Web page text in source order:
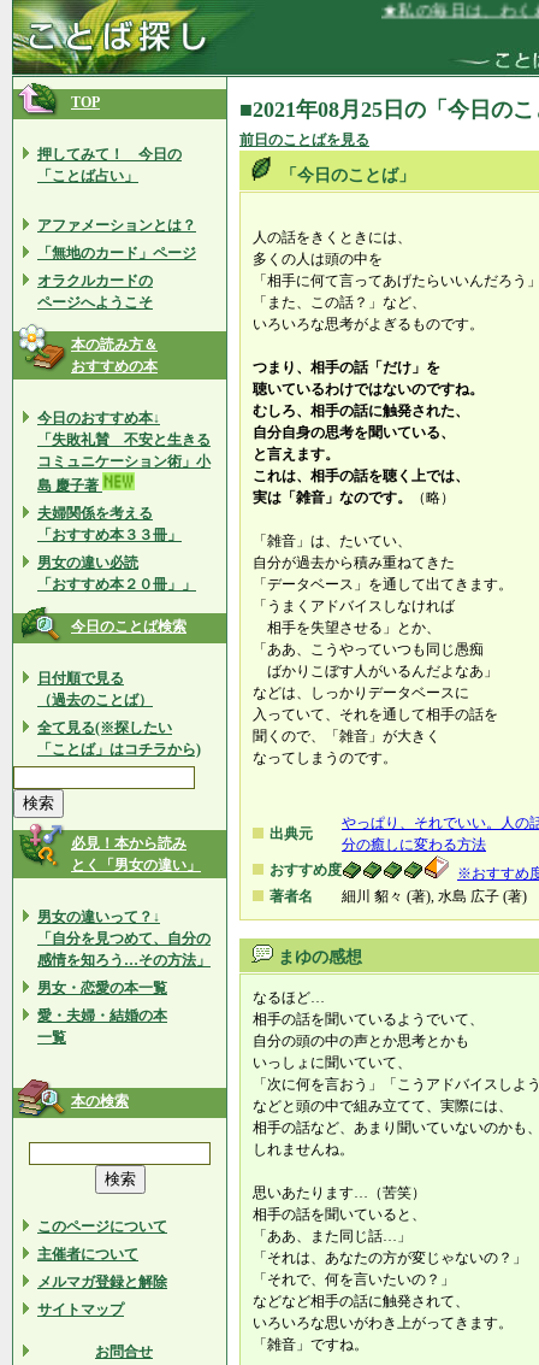
★私の毎日は、わくわ
TOP
押してみて！ 今日の
「ことば占い」
アファメーションとは？
「無地のカード」ページ
オラクルカードの
ページへようこそ
本の読み方＆
おすすめの本
今日のおすすめ本↓
「失敗礼賛 不安と生きる
コミュニケーション術」小
島 慶子著
夫婦関係を考える
「おすすめ本３３冊」
男女の違い必読
「おすすめ本２０冊」」
今日のことば検索
日付順で見る
（過去のことば）
全て見る(※探したい
「ことば」はコチラから)
必見！本から読み
とく「男女の違い」
男女の違いって？↓
「自分を見つめて、自分の
感情を知ろう…その方法」
男女・恋愛の本一覧
愛・夫婦・結婚の本
一覧
本の検索
このページについて
主催者について
メルマガ登録と解除
サイトマップ
お問合せ
■2021年08月25日の「今日の
前日のことばを見る
「今日のことば」
人の話をきくときには、
多くの人は頭の中を
「相手に何て言ってあげたらいいんだろう
「また、この話？」など、
いろいろな思考がよぎるものです。
つまり、相手の話「だけ」を
聴いているわけではないのですね。
むしろ、相手の話に触発された、
自分自身の思考を聞いている、
と言えます。
これは、相手の話を聴く上では、
実は「雑音」なのです。
（略）
「雑音」は、たいてい、
自分が過去から積み重ねてきた
「データベース」を通して出てきます。
「うまくアドバイスしなければ
相手を失望させる」とか、
「ああ、こうやっていつも同じ愚痴
ばかりこぼす人がいるんだよなあ」
などは、しっかりデータベースに
入っていて、それを通して相手の話を
聞くので、「雑音」が大きく
なってしまうのです。
出典元
やっぱり、それでいい。人の
分の癒しに変わる方法
おすすめ度
※おすすめ
著者名
細川 貂々 (著), 水島 広子 (著)
まゆの感想
なるほど…
相手の話を聞いているようでいて、
自分の頭の中の声とか思考とかも
いっしょに聞いていて、
「次に何を言おう」「こうアドバイスしよ
などと頭の中で組み立てて、実際には、
相手の話など、あまり聞いていないのかも
しれませんね。
思いあたります…（苦笑）
相手の話を聞いていると、
「ああ、また同じ話…」
「それは、あなたの方が変じゃないの？」
「それで、何を言いたいの？」
などなど相手の話に触発されて、
いろいろな思いがわき上がってきます。
「雑音」ですね。